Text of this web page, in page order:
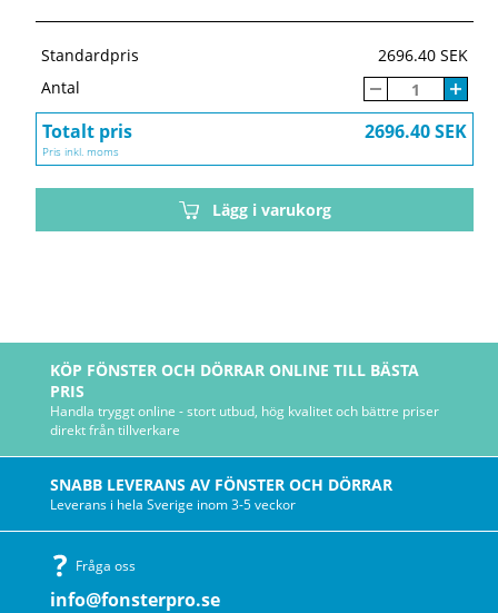
kan också användas för att renovera dina gamla fönster
Standardpris
2696.40 SEK
Antal
Totalt pris 2696.40 SEK
Pris inkl. moms
Lägg i varukorg
KÖP FÖNSTER OCH DÖRRAR ONLINE TILL BÄSTA
PRIS
Handla tryggt online - stort utbud, hög kvalitet och bättre priser
direkt från tillverkare
SNABB LEVERANS AV FÖNSTER OCH DÖRRAR
Leverans i hela Sverige inom 3-5 veckor
Fråga oss
info@fonsterpro.se